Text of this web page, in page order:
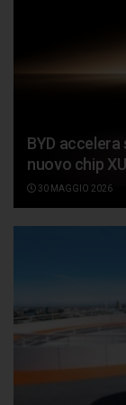
BYD
nuovo chip
30 MAGGIO 2026